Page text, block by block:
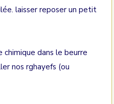
laisser reposer un petit
dans le beurre
nos rghayefs (ou